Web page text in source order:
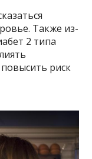
Также из-
2 типа
риск